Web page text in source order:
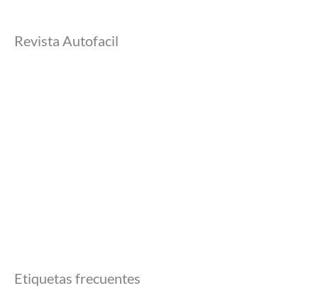
Revista Autofacil
Etiquetas frecuentes